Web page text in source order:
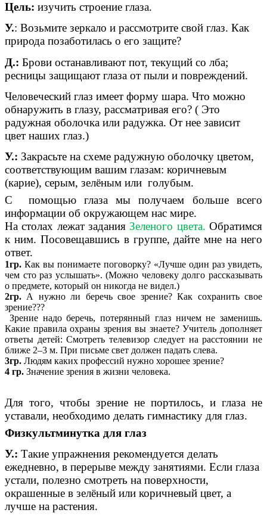
Цель: изучить строение глаза.
У.: Возьмите зеркало и рассмотрите свой глаз. Как
природа позаботилась о его защите?
Д.: Брови останавливают пот, текущий со лба;
ресницы защищают глаза от пыли и повреждений.
Человеческий глаз имеет форму шара. Что можно
обнаружить в глазу, рассматривая его? ( Это
радужная оболочка или радужка. От нее зависит
цвет наших глаз.)
У.: Закрасьте на схеме радужную оболочку цветом,
соответствующим вашим глазам: коричневым
(карие), серым, зелёным или голубым.
С помощью глаза мы получаем больше всего
информации об окружающем нас мире.
На столах лежат задания Зеленого цвета. Обратимся
к ним. Посовещавшись в группе, дайте мне на него
ответ.
1гр. Как вы понимаете поговорку? «Лучше один раз увидеть,
чем сто раз услышать». (Можно человеку долго рассказывать
о предмете, который он никогда не видел.)
2гр. А нужно ли беречь свое зрение? Как сохранить свое
зрение???
Зрение надо беречь, потерянный глаз ничем не заменишь.
Какие правила охраны зрения вы знаете? Учитель дополняет
ответы детей: Смотреть телевизор следует на расстоянии не
ближе 2–3 м. При письме свет должен падать слева.
3гр. Людям каких профессий нужно хорошее зрение?
4 гр. Значение зрения в жизни человека.
Для того, чтобы зрение не портилось, и глаза не
уставали, необходимо делать гимнастику для глаз.
Физкультминутка для глаз
У.: Такие упражнения рекомендуется делать
ежедневно, в перерыве между занятиями. Если глаза
устали, полезно смотреть на поверхности,
окрашенные в зелёный или коричневый цвет, а
лучше на растения.